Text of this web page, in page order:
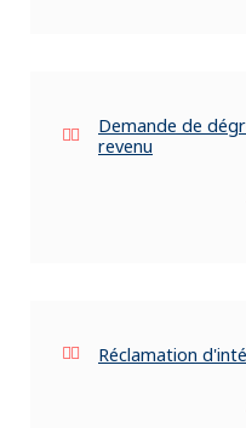
Demande de
revenu
Réclamation